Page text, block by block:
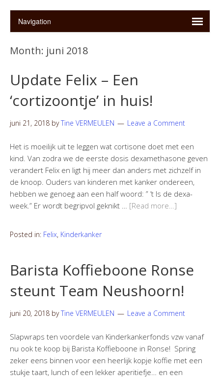
Month: juni 2018
Update Felix – Een
‘cortizoontje’ in huis!
juni 21, 2018 byTine VERMEULEN Leave a Comment
Het is moeilijk uit te leggen wat cortisone doet met een
kind. Van zodra we de eerste dosis dexamethasone geven
verandert Felix en ligt hij meer dan anders met zichzelf in
de knoop. Ouders van kinderen met kanker ondereen,
hebben we genoeg aan een half woord: ” ’t Is de dexa-
week.” Er wordt begripvol geknikt … [Read more…]
Posted in: Felix, Kinderkanker
Barista Koffieboone Ronse
steunt Team Neushoorn!
juni 20, 2018 byTine VERMEULEN Leave a Comment
Slapwraps ten voordele van Kinderkankerfonds vzw vanaf
nu ook te koop bij Barista Koffieboone in Ronse! Spring
zeker eens binnen voor een heerlijk kopje koffie met een
stukje taart, lunch of een lekker aperitiefje… en een